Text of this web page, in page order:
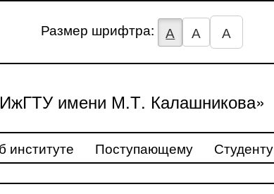
Размер шрифтра: А А А
имени М.Т. Калашникова»
институте Поступающему Студенту